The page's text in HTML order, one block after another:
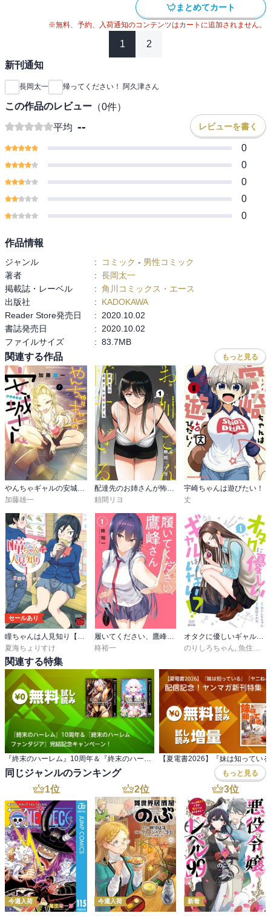
まとめてカート
※無料、予約、入荷通知のコンテンツはカートに追加されません。
1 2
新刊通知
長岡太一 帰ってください！ 阿久津さん
この作品のレビュー （0件）
平均 -- レビューを書く
0
0
0
0
0
作品情報
ジャンル : コミック - 男性コミック
著者
: 長岡太一
掲載誌・レーベル
: 角川コミックス・エース
出版社
:
KADOKAWA
Reader Store発売日
:
2020.10.02
書誌発売日
:
2020.10.02
ファイルサイズ
: 83.7MB
関連する作品 もっと見る
やんちゃギャルの安城さん
加藤雄一
配達先のお姉さんが怖すぎる
頼間リヨ
宇崎ちゃんは遊びたい！
丈
セールあり
夏海ちょりすけ
柊裕一
のりしろちゃん 魚住さかな
関連する特集
同じジャンルのランキング もっと見る
1位
今週入荷
2位
今週入荷
3位
新着